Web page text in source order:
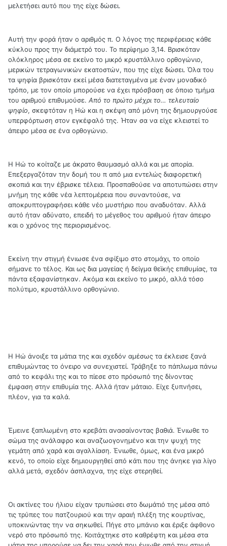
μελετήσει αυτό που της είχε δώσει.
Αυτή την φορά ήταν ο αριθμός π. Ο λόγος της περιφέρειας κάθε
κύκλου προς την διάμετρό του. Το περίφημο 3,14. Βρισκόταν
ολόκληρος μέσα σε εκείνο το μικρό κρυστάλλινο ορθογώνιο,
μερικών τετραγωνικών εκατοστών, που της είχε δώσει. Όλα του
τα ψηφία βρισκόταν εκεί μέσα διατεταγμένα με έναν μοναδικό
τρόπο, με τον οποίο μπορούσε να έχει πρόσβαση σε όποιο τμήμα
του αριθμού επιθυμούσε. Από το πρώτο μέχρι το… τελευταίο
ψηφίο, σκεφτόταν η Ηώ και η σκέψη από μόνη της δημιουργούσε
υπερφόρτωση στον εγκέφαλό της. Ήταν σα να είχε κλειστεί το
άπειρο μέσα σε ένα ορθογώνιο.
Η Ηώ το κοίταζε με άκρατο θαυμασμό αλλά και με απορία.
Επεξεργαζόταν την δομή του π από μια εντελώς διαφορετική
σκοπιά και την έβρισκε τέλεια. Προσπαθούσε να αποτυπώσει στην
μνήμη της κάθε νέα λεπτομέρεια που συναντούσε, να
αποκρυπτογραφήσει κάθε νέο μυστήριο που αναδυόταν. Αλλά
αυτό ήταν αδύνατο, επειδή το μέγεθος του αριθμού ήταν άπειρο
και ο χρόνος της περιορισμένος.
Εκείνη την στιγμή ένιωσε ένα σφίξιμο στο στομάχι, το οποίο
σήμανε το τέλος. Και ως δια μαγείας ή δείγμα θεϊκής επιθυμίας, τα
πάντα εξαφανίστηκαν. Ακόμα και εκείνο το μικρό, αλλά τόσο
πολύτιμο, κρυστάλλινο ορθογώνιο.
Η Ηώ άνοιξε τα μάτια της και σχεδόν αμέσως τα έκλεισε ξανά
επιθυμώντας το όνειρο να συνεχιστεί. Τράβηξε το πάπλωμα πάνω
από το κεφάλι της και το πίεσε στο πρόσωπό της δίνοντας
έμφαση στην επιθυμία της. Αλλά ήταν μάταιο. Είχε ξυπνήσει,
πλέον, για τα καλά.
Έμεινε ξαπλωμένη στο κρεβάτι ανασαίνοντας βαθιά. Ένιωθε το
σώμα της ανάλαφρο και αναζωογονημένο και την ψυχή της
γεμάτη από χαρά και αγαλλίαση. Ένιωθε, όμως, και ένα μικρό
κενό, το οποίο είχε δημιουργηθεί από κάτι που της άνηκε για λίγο
αλλά μετά, σχεδόν άσπλαχνα, της είχε στερηθεί.
Οι ακτίνες του ήλιου είχαν τρυπώσει στο δωμάτιό της μέσα από
τις τρύπες του πατζουριού και την αραιή πλέξη της κουρτίνας,
υποκινώντας την να σηκωθεί. Πήγε στο μπάνιο και έριξε άφθονο
νερό στο πρόσωπό της. Κοιτάχτηκε στο καθρέφτη και μέσα στα